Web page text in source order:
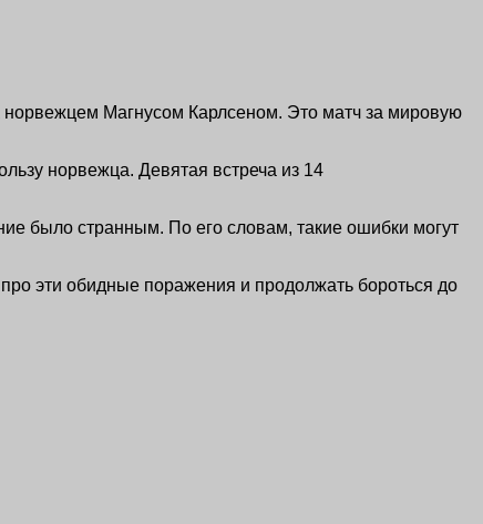
Магнусом Карлсеном. Это матч за мировую
норвежца. Девятая встреча из 14
было странным. По его словам, такие ошибки могут
эти обидные поражения и продолжать бороться до